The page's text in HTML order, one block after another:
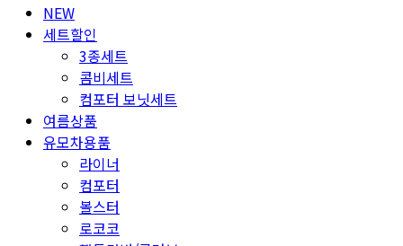
NEW
세트할인
3종세트
콤비세트
컴포터 보닛세트
여름상품
유모차용품
라이너
컴포터
볼스터
로코코